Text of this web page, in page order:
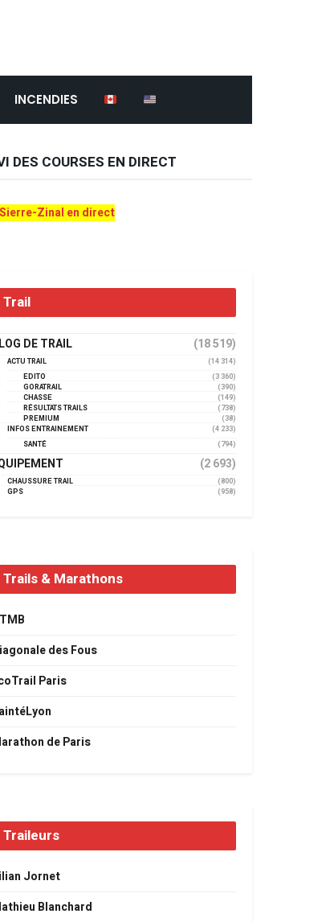
INCENDIES
DES COURSES EN DIRECT
Sierre-Zinal en direct
Trail
DE TRAIL (18 519)
ACTU TRAIL
(14 314)
EDITO
(3 360)
GORATRAIL
(390)
CHASSE
(149)
RÉSULTATS TRAILS
(738)
PREMIUM
(38)
INFOS ENTRAINEMENT
(4 233)
SANTÉ
(794)
(2 693)
CHAUSSURE TRAIL
(800)
GPS
(958)
Trails & Marathons
des Fous
Paris
de Paris
Traileurs
Jornet
Blanchard